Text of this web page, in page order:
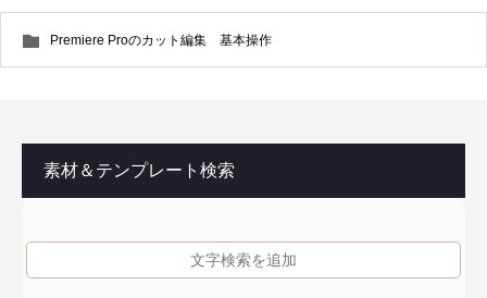
Premiere Proのカット編集 基本操作
素材＆テンプレート検索